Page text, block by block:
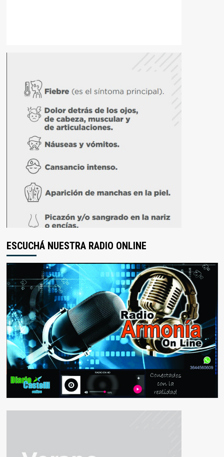
ESCUCHÁ NUESTRA RADIO ONLINE